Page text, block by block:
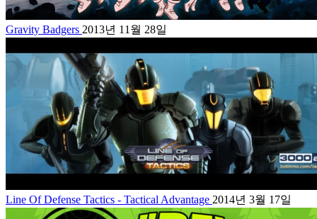
Gravity Badgers 2013년 11월 28일
Line Of Defense Tactics - Tactical Advantage 2014년 3월 17일